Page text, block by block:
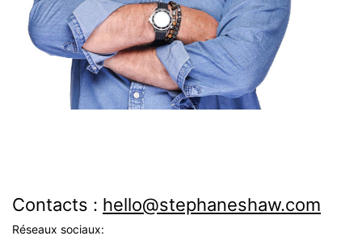
Contacts : hello@stephaneshaw.com
Réseaux sociaux: